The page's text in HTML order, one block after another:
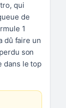
qui
de
1
dû faire un
son
dans le top